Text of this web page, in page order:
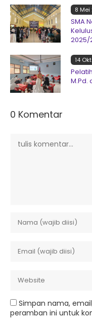
8
SMA
2025/
14
M.Pd.
0 Komentar
Simpan nama,
peramban ini untuk